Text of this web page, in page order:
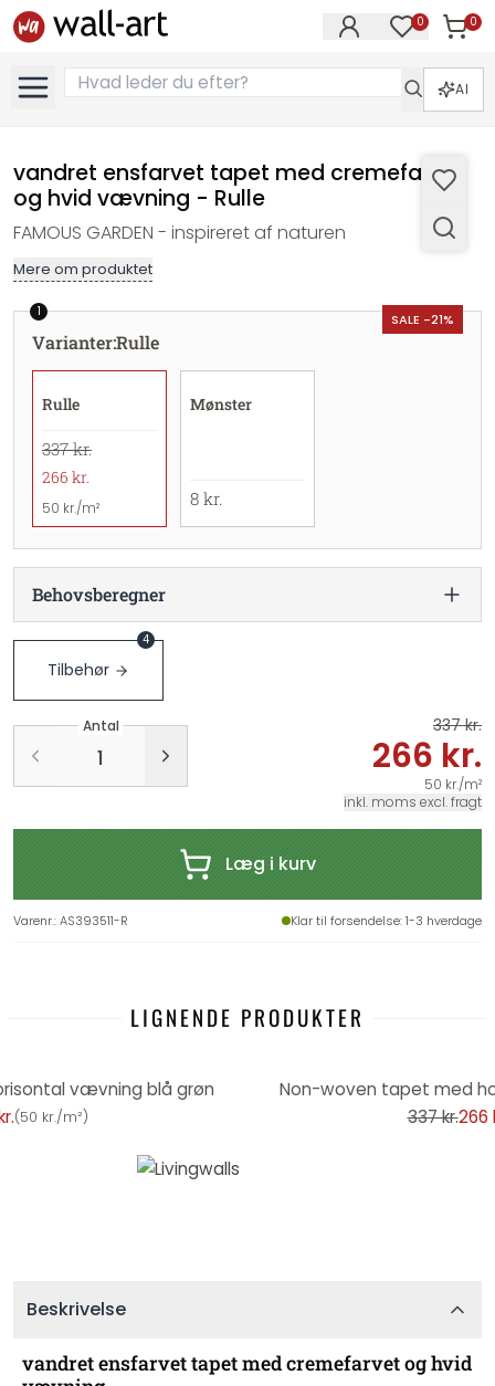
0 0
Varer
AI
vandret ensfarvet tapet med cremefarvet
og hvid vævning - Rulle
FAMOUS GARDEN - inspireret af naturen
Mere om produktet
SALE -21%
1
Varianter:Rulle
Rulle
337 kr.
266 kr.
50 kr./m²
Mønster
8 kr.
Behovsberegner
Tilbehør
4
Antal 337 kr.
266 kr.
50 kr./m²
inkl. moms excl. fragt
Læg i kurv
Varenr.:AS393511-R Klar til forsendelse: 1-3 hverdage
LIGNENDE PRODUKTER
vævning blå grøn
(50 kr./m²)
Non-woven tapet med
337 kr.266
Beskrivelse
vandret ensfarvet tapet med cremefarvet og hvid